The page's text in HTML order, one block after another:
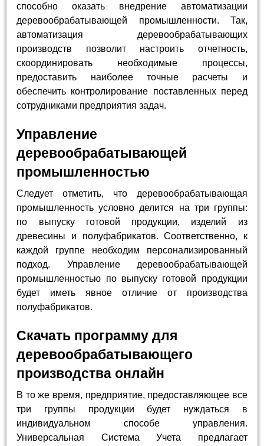
способно оказать внедрение автоматизации
деревообрабатывающей промышленности. Так,
автоматизация деревообрабатывающих
производств позволит настроить отчетность,
скоординировать необходимые процессы,
предоставить наиболее точные расчеты и
обеспечить контролирование поставленных перед
сотрудниками предприятия задач.
Управление
деревообрабатывающей
промышленностью
Следует отметить, что деревообрабатывающая
промышленность условно делится на три группы:
по выпуску готовой продукции, изделий из
древесины и полуфабрикатов. Соответственно, к
каждой группе необходим персонализированный
подход. Управление деревообрабатывающей
промышленностью по выпуску готовой продукции
будет иметь явное отличие от производства
полуфабрикатов.
Скачать программу для
деревообрабатывающего
производства онлайн
В то же время, предприятие, предоставляющее все
три группы продукции будет нуждаться в
индивидуальном способе управления.
Универсальная Система Учета предлагает